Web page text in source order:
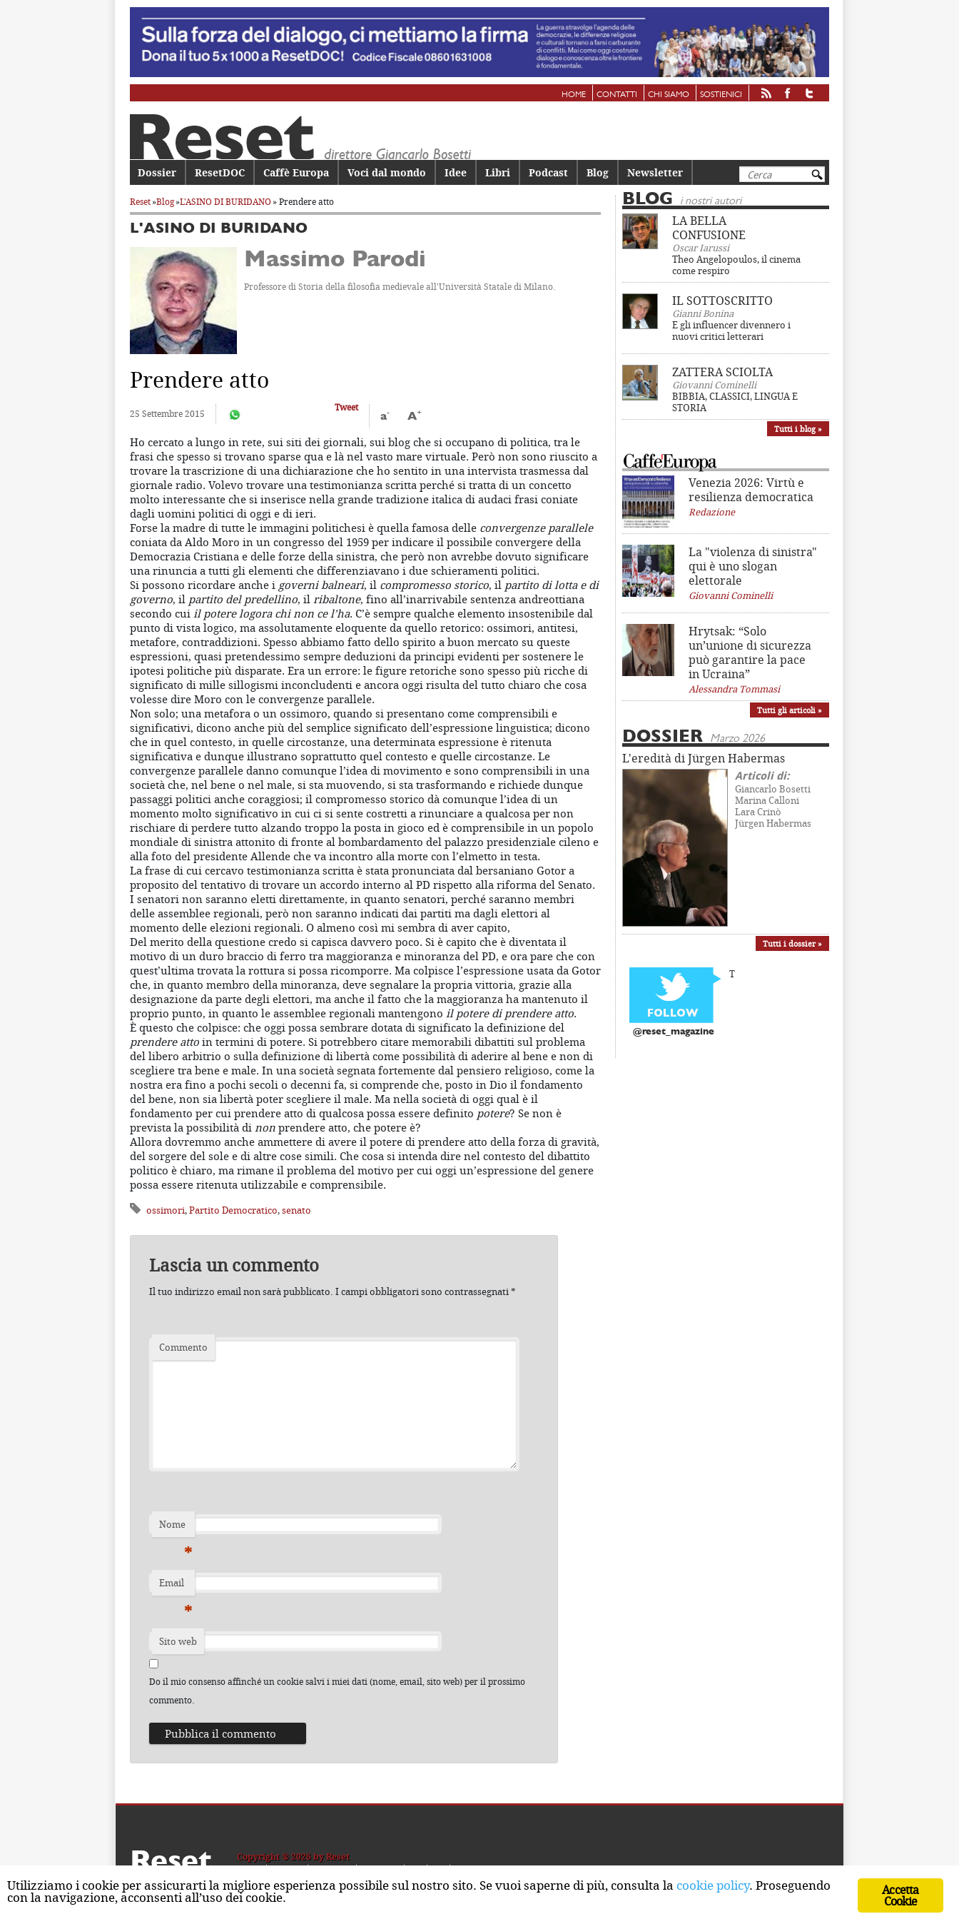
HOME CONTATTI CHI SIAMO SOSTIENICI
Cerca
Menu principale
Vai al contenuto principale
Vai al contenuto secondario
Dossier ResetDOC Caffè Europa Voci dal mondo Idee Libri Podcast Blog Newsletter
Reset»Blog»L'ASINO DI BURIDANO» Prendere atto
L'ASINO DI BURIDANO
Massimo Parodi
Professore di Storia della filosofia medievale all'Università Statale di Milano.
Prendere atto
25 Settembre 2015
Tweet
a- A+
Ho cercato a lungo in rete, sui siti dei giornali, sui blog che si occupano di politica, tra le
frasi che spesso si trovano sparse qua e là nel vasto mare virtuale. Però non sono riuscito a
trovare la trascrizione di una dichiarazione che ho sentito in una intervista trasmessa dal
giornale radio. Volevo trovare una testimonianza scritta perché si tratta di un concetto
molto interessante che si inserisce nella grande tradizione italica di audaci frasi coniate
dagli uomini politici di oggi e di ieri.
Forse la madre di tutte le immagini politichesi è quella famosa delle convergenze parallele
coniata da Aldo Moro in un congresso del 1959 per indicare il possibile convergere della
Democrazia Cristiana e delle forze della sinistra, che però non avrebbe dovuto significare
una rinuncia a tutti gli elementi che differenziavano i due schieramenti politici.
Si possono ricordare anche i governi balneari, il compromesso storico, il partito di lotta e di
governo, il partito del predellino, il ribaltone, fino all’inarrivabile sentenza andreottiana
secondo cui il potere logora chi non ce l’ha. C’è sempre qualche elemento insostenibile dal
punto di vista logico, ma assolutamente eloquente da quello retorico: ossimori, antitesi,
metafore, contraddizioni. Spesso abbiamo fatto dello spirito a buon mercato su queste
espressioni, quasi pretendessimo sempre deduzioni da principi evidenti per sostenere le
ipotesi politiche più disparate. Era un errore: le figure retoriche sono spesso più ricche di
significato di mille sillogismi inconcludenti e ancora oggi risulta del tutto chiaro che cosa
volesse dire Moro con le convergenze parallele.
Non solo; una metafora o un ossimoro, quando si presentano come comprensibili e
significativi, dicono anche più del semplice significato dell’espressione linguistica; dicono
che in quel contesto, in quelle circostanze, una determinata espressione è ritenuta
significativa e dunque illustrano soprattutto quel contesto e quelle circostanze. Le
convergenze parallele danno comunque l’idea di movimento e sono comprensibili in una
società che, nel bene o nel male, si sta muovendo, si sta trasformando e richiede dunque
passaggi politici anche coraggiosi; il compromesso storico dà comunque l’idea di un
momento molto significativo in cui ci si sente costretti a rinunciare a qualcosa per non
rischiare di perdere tutto alzando troppo la posta in gioco ed è comprensibile in un popolo
mondiale di sinistra attonito di fronte al bombardamento del palazzo presidenziale cileno e
alla foto del presidente Allende che va incontro alla morte con l’elmetto in testa.
La frase di cui cercavo testimonianza scritta è stata pronunciata dal bersaniano Gotor a
proposito del tentativo di trovare un accordo interno al PD rispetto alla riforma del Senato.
I senatori non saranno eletti direttamente, in quanto senatori, perché saranno membri
delle assemblee regionali, però non saranno indicati dai partiti ma dagli elettori al
momento delle elezioni regionali. O almeno così mi sembra di aver capito,
Del merito della questione credo si capisca davvero poco. Si è capito che è diventata il
motivo di un duro braccio di ferro tra maggioranza e minoranza del PD, e ora pare che con
quest’ultima trovata la rottura si possa ricomporre. Ma colpisce l’espressione usata da Gotor
che, in quanto membro della minoranza, deve segnalare la propria vittoria, grazie alla
designazione da parte degli elettori, ma anche il fatto che la maggioranza ha mantenuto il
proprio punto, in quanto le assemblee regionali mantengono il potere di prendere atto.
È questo che colpisce: che oggi possa sembrare dotata di significato la definizione del
prendere atto in termini di potere. Si potrebbero citare memorabili dibattiti sul problema
del libero arbitrio o sulla definizione di libertà come possibilità di aderire al bene e non di
scegliere tra bene e male. In una società segnata fortemente dal pensiero religioso, come la
nostra era fino a pochi secoli o decenni fa, si comprende che, posto in Dio il fondamento
del bene, non sia libertà poter scegliere il male. Ma nella società di oggi qual è il
fondamento per cui prendere atto di qualcosa possa essere definito potere? Se non è
prevista la possibilità di non prendere atto, che potere è?
Allora dovremmo anche ammettere di avere il potere di prendere atto della forza di gravità,
del sorgere del sole e di altre cose simili. Che cosa si intenda dire nel contesto del dibattito
politico è chiaro, ma rimane il problema del motivo per cui oggi un’espressione del genere
possa essere ritenuta utilizzabile e comprensibile.
ossimori,Partito Democratico,senato
Lascia un commento
Il tuo indirizzo email non sarà pubblicato. I campi obbligatori sono contrassegnati*
Commento
Nome
*
Email
*
Sito web
Do il mio consenso affinché un cookie salvi i miei dati (nome, email, sito web) per il prossimo
commento.
BLOG i nostri autori
LA BELLA
CONFUSIONE
Oscar Iarussi
Theo Angelopoulos, il cinema
come respiro
IL SOTTOSCRITTO
Gianni Bonina
E gli influencer divennero i
nuovi critici letterari
ZATTERA SCIOLTA
Giovanni Cominelli
BIBBIA, CLASSICI, LINGUA E
STORIA
Tutti i blog »
Venezia 2026: Virtù e
resilienza democratica
Redazione
La "violenza di sinistra"
qui è uno slogan
elettorale
Giovanni Cominelli
Hrytsak: “Solo
un’unione di sicurezza
può garantire la pace
in Ucraina”
Alessandra Tommasi
Tutti gli articoli »
DOSSIER Marzo 2026
L'eredità di Jürgen Habermas
Articoli di:
Giancarlo Bosetti
Marina Calloni
Lara Crinò
Jürgen Habermas
Tutti i dossier »
@reset_magazine
T
Reset Copyright ® 2026 by Reset
ISSN 2611-5883
Accetta
Cookie
Utilizziamo i cookie per assicurarti la migliore esperienza possibile sul nostro sito. Se vuoi saperne di più, consulta la cookie policy. Proseguendo
con la navigazione, acconsenti all’uso dei cookie.